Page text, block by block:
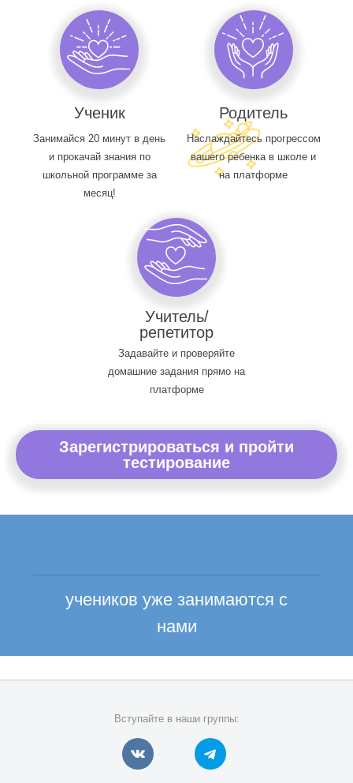
Ученик
Занимайся 20 минут в день
и прокачай знания по
школьной программе за
месяц!
Родитель
Наслаждайтесь прогрессом
вашего ребенка в школе и
на платформе
Учитель/
репетитор
Задавайте и проверяйте
домашние задания прямо на
платформе
Зарегистрироваться и пройти
тестирование
учеников уже занимаются с
нами
Вступайте в наши группы: